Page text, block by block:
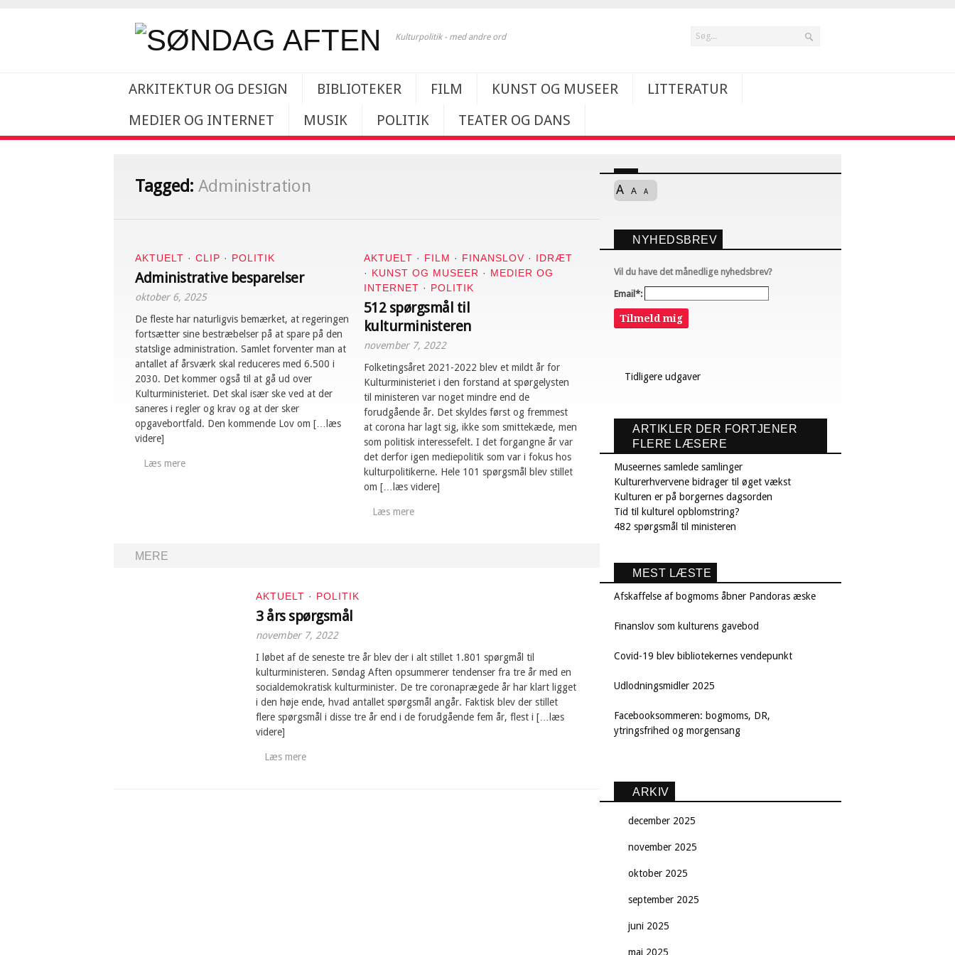
Kulturpolitik - med andre ord
ARKITEKTUR OG DESIGN BIBLIOTEKER FILM KUNST OG MUSEER
LITTERATUR
MEDIER OG INTERNET
MUSIK POLITIK TEATER OG DANS
Tagged: Administration
AKTUELT · CLIP · POLITIK
Administrative besparelser
oktober 6, 2025
De fleste har naturligvis bemærket, at regeringen
fortsætter sine bestræbelser på at spare på den
statslige administration. Samlet forventer man at
antallet af årsværk skal reduceres med 6.500 i
2030. Det kommer også til at gå ud over
Kulturministeriet. Det skal især ske ved at der
saneres i regler og krav og at der sker
opgavebortfald. Den kommende Lov om […læs
videre]
Læs mere
AKTUELT · FILM · FINANSLOV · IDRÆT
· KUNST OG MUSEER · MEDIER OG
INTERNET · POLITIK
512 spørgsmål til
kulturministeren
november 7, 2022
Folketingsåret 2021-2022 blev et mildt år for
Kulturministeriet i den forstand at spørgelysten
til ministeren var noget mindre end de
forudgående år. Det skyldes først og fremmest
at corona har lagt sig, ikke som smittekæde, men
som politisk interessefelt. I det forgangne år var
det derfor igen mediepolitik som var i fokus hos
kulturpolitikerne. Hele 101 spørgsmål blev stillet
om […læs videre]
Læs mere
MERE
AKTUELT · POLITIK
3 års spørgsmål
november 7, 2022
I løbet af de seneste tre år blev der i alt stillet 1.801 spørgmål til
kulturministeren. Søndag Aften opsummerer tendenser fra tre år med en
socialdemokratisk kulturminister. De tre coronaprægede år har klart ligget
i den høje ende, hvad antallet spørgsmål angår. Faktisk blev der stillet
flere spørgsmål i disse tre år end i de forudgående fem år, flest i […læs
videre]
Læs mere
A A A
NYHEDSBREV
Vil du have det månedlige nyhedsbrev?
Email*:
Tilmeld mig
Tidligere udgaver
ARTIKLER DER FORTJENER
FLERE LÆSERE
Museernes samlede samlinger
Kulturerhvervene bidrager til øget vækst
Kulturen er på borgernes dagsorden
Tid til kulturel opblomstring?
482 spørgsmål til ministeren
MEST LÆSTE
Afskaffelse af bogmoms åbner Pandoras æske
Finanslov som kulturens gavebod
Covid-19 blev bibliotekernes vendepunkt
Udlodningsmidler 2025
Facebooksommeren: bogmoms, DR,
ytringsfrihed og morgensang
ARKIV
december 2025
november 2025
oktober 2025
september 2025
juni 2025
maj 2025